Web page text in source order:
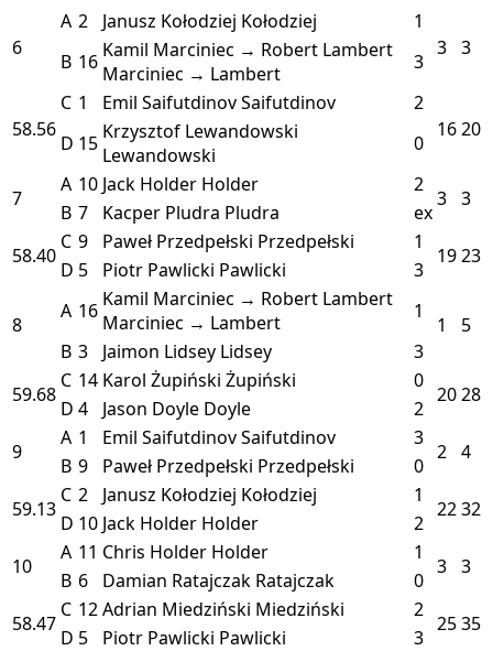
6
A 2 Janusz Kołodziej Kołodziej
1
3 3
B 16 Kamil Marciniec → Robert Lambert
Marciniec → Lambert
3
58.56
C 1 Emil SaifutdinovSaifutdinov
2
1620
D 15 Krzysztof Lewandowski
Lewandowski
0
7
A 10 Jack Holder Holder 2
3 3
B 7 Kacper Pludra Pludra
ex
58.40
C 9 Paweł Przedpełski Przedpełski 1
1923
D 5 Piotr Pawlicki Pawlicki 3
8
A 16 Kamil Marciniec → Robert Lambert
Marciniec → Lambert
1
1
5
B 3 Jaimon Lidsey Lidsey
3
59.68
C 14 Karol Żupiński Żupiński 0
2028
D 4 Jason Doyle Doyle
2
9
A 1 Emil SaifutdinovSaifutdinov 3
2 4
B 9 Paweł Przedpełski Przedpełski
0
59.13
C 2 Janusz Kołodziej Kołodziej 1
2232
D 10 Jack Holder Holder
2
10
A 11 Chris Holder Holder 1
3 3
B 6 Damian Ratajczak Ratajczak
0
58.47
C 12Adrian Miedziński Miedziński 2
2535
D 5 Piotr Pawlicki Pawlicki
3